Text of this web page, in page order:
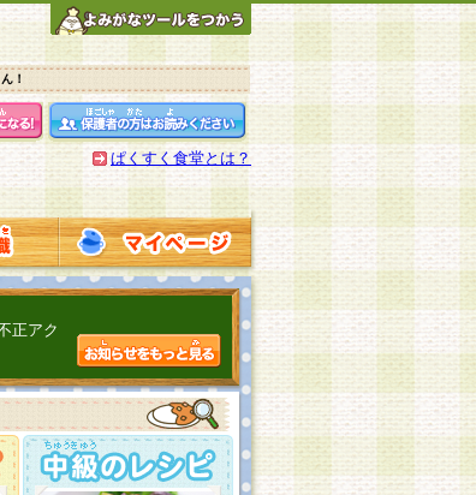
！
ぱくすく食堂とは？
正アク
こちら